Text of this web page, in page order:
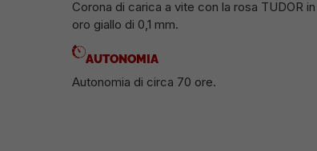
Corona di carica a vite con la rosa TUDOR
oro giallo di 0,1 mm.
AUTONOMIA
Autonomia di circa 70 ore.